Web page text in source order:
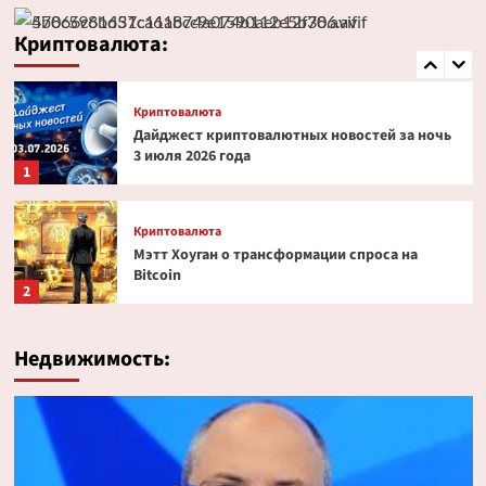
Криптовалюта:
5
Эксперт PlanB допустил снижение биткоина
до $52 000
1
Криптовалюта
Дайджест криптовалютных новостей за ночь
3 июля 2026 года
2
Криптовалюта
Мэтт Хоуган о трансформации спроса на
Bitcoin
Криптовалюта
токенизированных акциях
Криптовалюта
Недвижимость: